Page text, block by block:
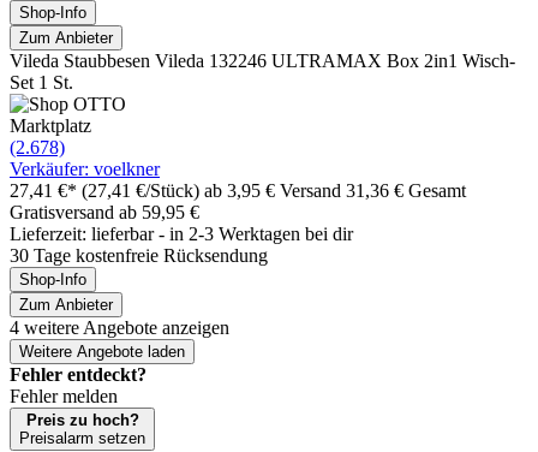
Shop-Info
Zum Anbieter
Vileda Staubbesen Vileda 132246 ULTRAMAX Box 2in1 Wisch-
Set 1 St.
Marktplatz
(2.678)
Verkäufer: voelkner
27,41 €* (27,41 €/Stück) ab 3,95 € Versand 31,36 € Gesamt
Gratisversand ab 59,95 €
Lieferzeit: lieferbar - in 2-3 Werktagen bei dir
30 Tage kostenfreie Rücksendung
Shop-Info
Zum Anbieter
4 weitere Angebote anzeigen
Weitere Angebote laden
Fehler entdeckt?
Fehler melden
Preis zu hoch?
Preisalarm setzen